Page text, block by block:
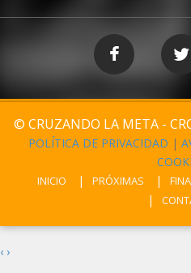
© CRUZANDO LA META -
POLÍTICA DE PRIVACIDAD |
INICIO PRÓXIMAS
‹ ›